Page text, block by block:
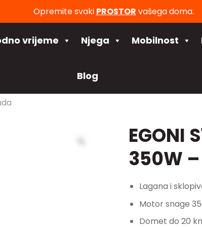
Opremite svaki PROSTOR vašega doma.
vrijeme Njega Mobilnost
Blog
EGONI
350W
Lagana i
Motor snage
Domet do 20